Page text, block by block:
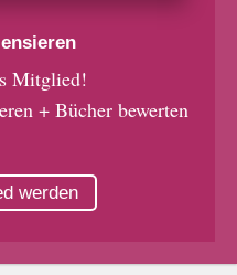
Mitglied!
+ Bücher bewerten
werden